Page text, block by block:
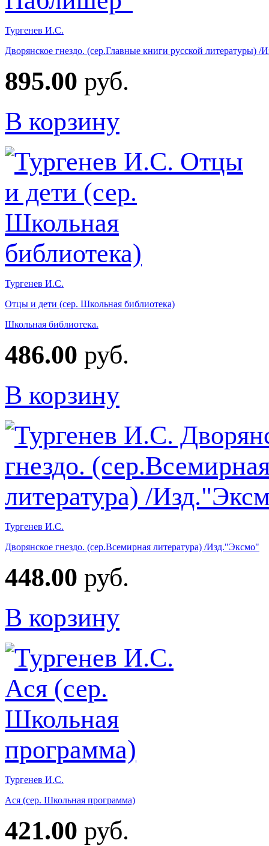
Тургенев И.С.
Дворянское гнездо. (сер.Главные книги русской литературы)
895.00 руб.
В корзину
Тургенев И.С.
Отцы и дети (сер. Школьная библиотека)
Школьная библиотека.
486.00 руб.
В корзину
Тургенев И.С.
Дворянское гнездо. (сер.Всемирная литература) /Изд."Эксмо"
448.00 руб.
В корзину
Тургенев И.С.
Ася (сер. Школьная программа)
421.00 руб.